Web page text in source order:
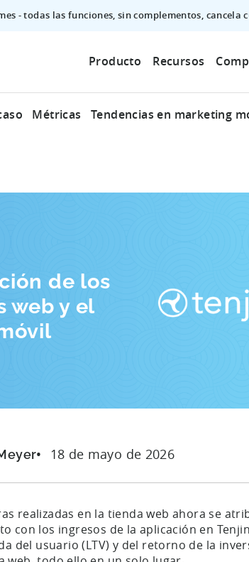
- todas las funciones, sin complementos, cancela
Producto Recursos
Métricas Tendencias en marketing
de los
web y el
18 de mayo de 2026
realizadas en la tienda web ahora se
con los ingresos de la aplicación en
del usuario (LTV) y del retorno de la